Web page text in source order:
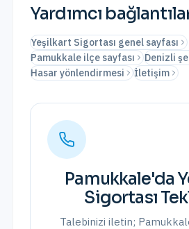
Yardımcı
Yeşilkart Sigortası genel sayfası
Pamukkale ilçe sayfası
Denizli
Hasar yönlendirmesi
İletişim
Pamukkale'da
Sigortası
Talebinizi iletin;